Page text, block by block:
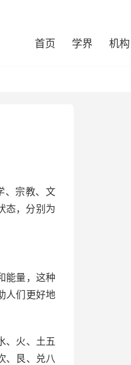
首页 学界 机构
、宗教、文
态，分别为
能量，这种
人们更好地
、火、土五
、艮、兑八